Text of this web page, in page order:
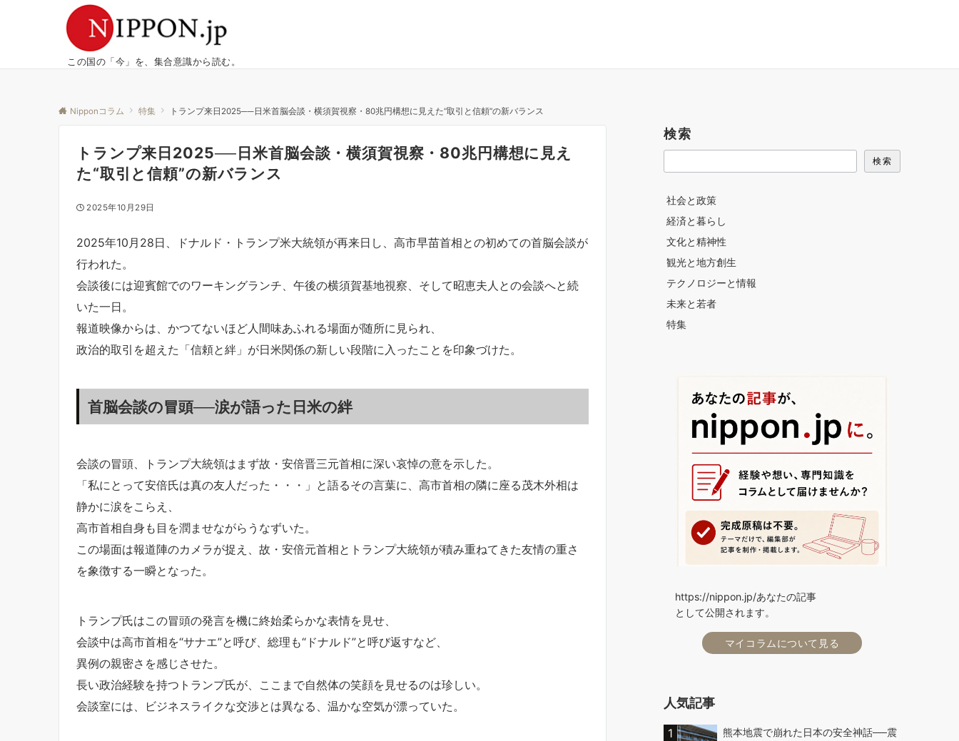
この国の「今」を、集合意識から読む。
Nipponコラム 特集 トランプ来日2025──日米首脳会談・横須賀視察・80兆円構想に見えた“取引と信頼”の新バランス
トランプ来日2025──日米首脳会談・横須賀視察・80兆円構想に見え
た“取引と信頼”の新バランス
2025年10月29日
2025年10月28日、ドナルド・トランプ米大統領が再来日し、高市早苗首相との初めての首脳会談が
行われた。
会談後には迎賓館でのワーキングランチ、午後の横須賀基地視察、そして昭恵夫人との会談へと続
いた一日。
報道映像からは、かつてないほど人間味あふれる場面が随所に見られ、
政治的取引を超えた「信頼と絆」が日米関係の新しい段階に入ったことを印象づけた。
首脳会談の冒頭──涙が語った日米の絆
会談の冒頭、トランプ大統領はまず故・安倍晋三元首相に深い哀悼の意を示した。
「私にとって安倍氏は真の友人だった・・・」と語るその言葉に、高市首相の隣に座る茂木外相は
静かに涙をこらえ、
高市首相自身も目を潤ませながらうなずいた。
この場面は報道陣のカメラが捉え、故・安倍元首相とトランプ大統領が積み重ねてきた友情の重さ
を象徴する一瞬となった。
トランプ氏はこの冒頭の発言を機に終始柔らかな表情を見せ、
会談中は高市首相を“サナエ”と呼び、総理も“ドナルド”と呼び返すなど、
異例の親密さを感じさせた。
長い政治経験を持つトランプ氏が、ここまで自然体の笑顔を見せるのは珍しい。
会談室には、ビジネスライクな交渉とは異なる、温かな空気が漂っていた。
検索
検索
社会と政策
経済と暮らし
文化と精神性
観光と地方創生
テクノロジーと情報
未来と若者
特集
https://nippon.jp/あなたの記事
として公開されます。
マイコラムについて見る
人気記事
熊本地震で崩れた日本の安全神話──震